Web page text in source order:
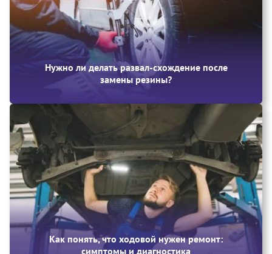
Нужно ли делать развал-схождение после
замены резины?
Как понять, что ходовой нужен ремонт:
симптомы и диагностика